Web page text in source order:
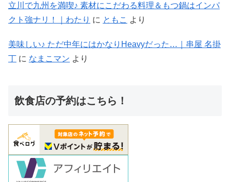
立川で九州を満喫♪ 素材にこだわる料理＆もつ鍋はインパ
クト強ナリ！｜わたり に ともこ より
美味しい♪ ただ中年にはかなりHeavyだった…｜串屋 名掛
丁 に なまこマン より
飲食店の予約はこちら！